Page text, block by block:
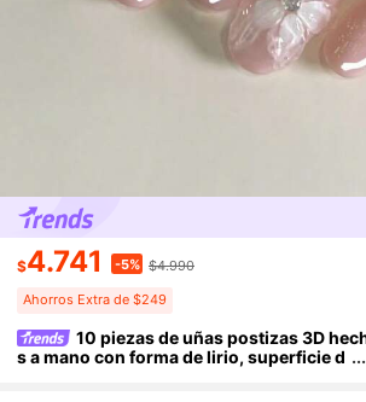
$4.741 -5% $4.990
Ahorros Extra de $249
10 piezas de uñas postizas 3D
s a mano con forma de lirio, superficie d